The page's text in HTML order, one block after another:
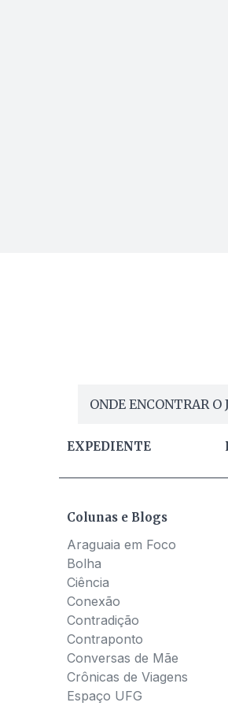
ONDE ENCONTRAR O
EXPEDIENTE
Colunas e Blogs
Araguaia em Foco
Bolha
Ciência
Conexão
Contradição
Contraponto
Conversas de Mãe
Crônicas de Viagens
Espaço UFG